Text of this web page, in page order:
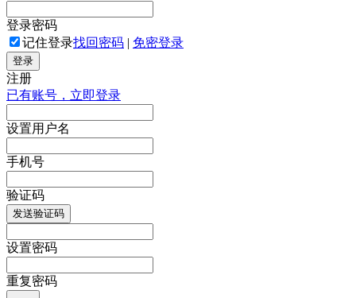
登录密码
记住登录找回密码 | 免密登录
登录
注册
已有账号，立即登录
设置用户名
手机号
验证码
发送验证码
设置密码
重复密码